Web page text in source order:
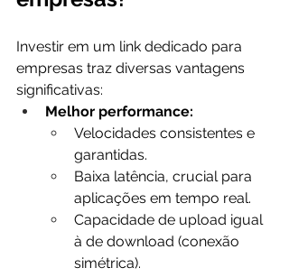
Investir em um link dedicado para
empresas traz diversas vantagens
significativas:
Melhor performance:
Velocidades consistentes e
garantidas.
Baixa latência, crucial para
aplicações em tempo real.
Capacidade de upload igual
à de download (conexão
simétrica).